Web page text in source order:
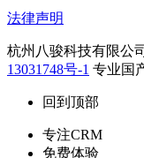
法律声明
杭州八骏科技有限公
13031748号-1 专业国
回到顶部
专注CRM
免费体验